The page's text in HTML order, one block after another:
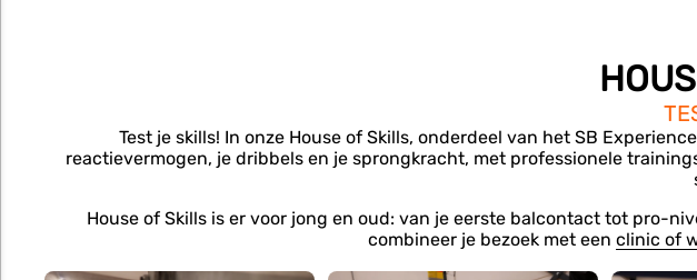
Test je skills! In onze House of Skills, onderdeel van het SB
reactievermogen, je dribbels en je sprongkracht, met professionele
House of Skills is er voor jong en oud: van je eerste balcontact tot pro-
combineer je bezoek met een clinic of